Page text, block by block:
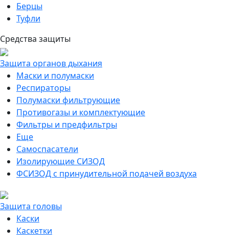
Берцы
Туфли
Средства защиты
Защита органов дыхания
Маски и полумаски
Респираторы
Полумаски фильтрующие
Противогазы и комплектующие
Фильтры и предфильтры
Еще
Самоспасатели
Изолирующие СИЗОД
ФСИЗОД с принудительной подачей воздуха
Защита головы
Каски
Каскетки